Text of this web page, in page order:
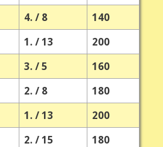
4. / 8
140
1. / 13
200
3. / 5
160
2. / 8
180
1. / 13
200
2. / 15
180